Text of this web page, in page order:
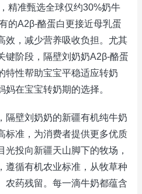
精准甄选全球仅约30%奶牛
的A2β-酪蛋白更接近母乳蛋
效，减少营养吸收负担。尤其
键阶段，隔壁刘奶奶A2β-酪蛋
特性帮助宝宝平稳适应转奶
在宝宝转奶期的选择。
壁刘奶奶的新疆有机纯牛奶
标准，为消费者提供更多优质
投向新疆天山脚下的牧场，
遵循有机农业标准，从牧草种
农药残留。每一滴牛奶都蕴含